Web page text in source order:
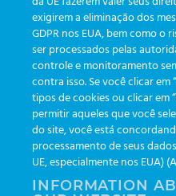
Updates(19)
Events (19)
Features(35)
Newsletters(111)
TAGS
exigirem a eliminação dos
GDPR nos EUA, bem como o
ser processados pelas
controle e monitoramento
contra isso. Se você clicar
tipos de cookies ou clicar em
permitir aqueles que você
do site, você está
processamento de seus
UE, especialmente nos EUA)
INFORMATION